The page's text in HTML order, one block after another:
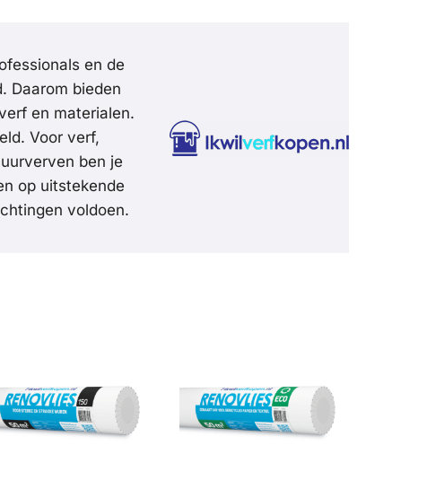
en de
Daarom bieden
en materialen.
Voor verf,
ben je
op uitstekende
voldoen.